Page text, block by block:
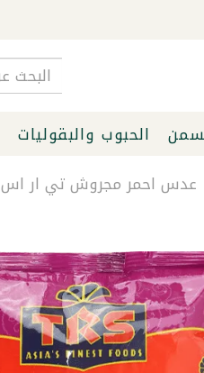
الحبوب والبقوليات
عدس احمر مجروش تي ار اس 500غ